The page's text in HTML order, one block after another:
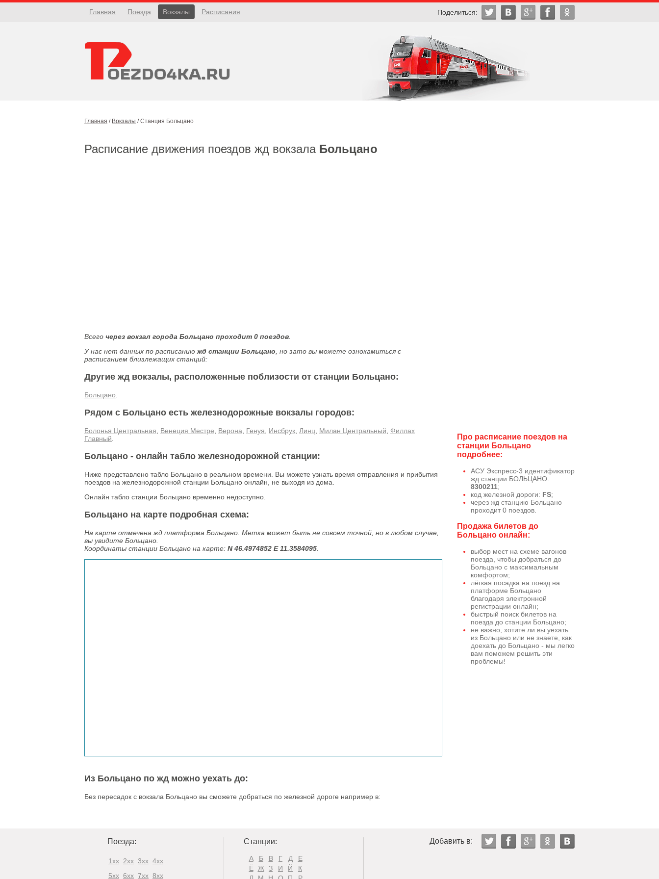
Главная Поезда Вокзалы Расписания Поделиться:
Главная / Вокзалы /Станция Больцано
Расписание движения поездов жд вокзала Больцано
Всего через вокзал города Больцано проходит 0 поездов
У нас нет данных по расписанию жд станции Больцано , но зато вы можете ознокамиться с
расписанием близлежащих станций:
Другие жд вокзалы, расположенные поблизости от станции Больцано:
Больцано
Рядом с Больцано есть железнодорожные вокзалы городов:
Болонья Центральная Венеция Местре Верона Генуя Инсбрук Линц Милан Центральный
Филлах
Главный
Больцано - онлайн табло железнодорожной станции:
Ниже представлено табло Больцано в реальном времени. Вы можете узнать время отправления и прибытия
поездов на железнодорожной станции Больцано онлайн, не выходя из дома.
Онлайн табло станции Больцано временно недоступно.
Больцано на карте подробная схема:
На карте отмечена жд платформа Больцано. Метка может быть не совсем точной, но в любом случае,
вы увидите Больцано.
Координаты станции Больцано на карте: N 46.4974852 E 11.3584095
Про расписание поездов на
станции Больцано
подробнее:
АСУ Экспресс-3 идентификатор
жд станции БОЛЬЦАНО:
8300211;
код железной дороги: FS;
через жд станцию Больцано
проходит 0 поездов.
Продажа билетов до
Больцано онлайн:
выбор мест на схеме вагонов
поезда, чтобы добраться до
Больцано с максимальным
комфортом;
лёгкая посадка на поезд на
платформе Больцано
благодаря электронной
регистрации онлайн;
быстрый поиск билетов на
поезда до станции Больцано;
не важно, хотите ли вы уехать
из Больцано или не знаете, как
доехать до Больцано - мы легко
вам поможем решить эти
проблемы!
Из Больцано по жд можно уехать до:
Без пересадок с вокзала Больцано вы сможете добраться по железной дороге например в:
Поезда:
1xx 2xx 3xx 4xx
5xx 6xx 7xx 8xx
Станции:
А Б В Г Д
Е
Ё
Ж З И Й
К
Добавить в: